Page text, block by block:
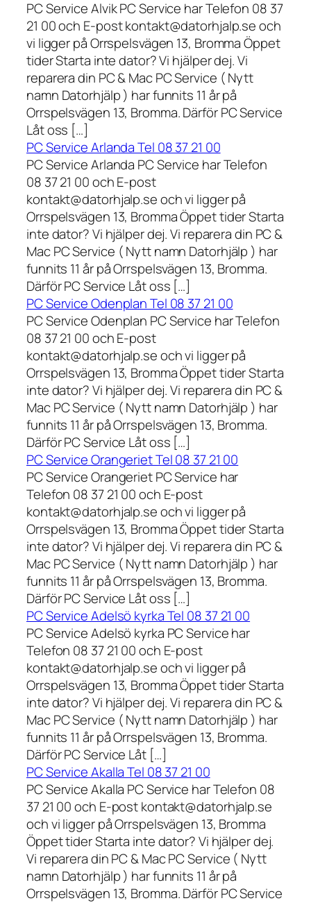
PC Service Alvik PC Service har Telefon 08 37
21 00 och E-post kontakt@datorhjalp.se och
vi ligger på Orrspelsvägen 13, Bromma Öppet
tider Starta inte dator? Vi hjälper dej. Vi
reparera din PC & Mac PC Service ( Nytt
namn Datorhjälp ) har funnits 11 år på
Orrspelsvägen 13, Bromma. Därför PC Service
Låt oss […]
PC Service Arlanda Tel 08 37 21 00
PC Service Arlanda PC Service har Telefon
08 37 21 00 och E-post
kontakt@datorhjalp.se och vi ligger på
Orrspelsvägen 13, Bromma Öppet tider Starta
inte dator? Vi hjälper dej. Vi reparera din PC &
Mac PC Service ( Nytt namn Datorhjälp ) har
funnits 11 år på Orrspelsvägen 13, Bromma.
Därför PC Service Låt oss […]
PC Service Odenplan Tel 08 37 21 00
PC Service Odenplan PC Service har Telefon
08 37 21 00 och E-post
kontakt@datorhjalp.se och vi ligger på
Orrspelsvägen 13, Bromma Öppet tider Starta
inte dator? Vi hjälper dej. Vi reparera din PC &
Mac PC Service ( Nytt namn Datorhjälp ) har
funnits 11 år på Orrspelsvägen 13, Bromma.
Därför PC Service Låt oss […]
PC Service Orangeriet Tel 08 37 21 00
PC Service Orangeriet PC Service har
Telefon 08 37 21 00 och E-post
kontakt@datorhjalp.se och vi ligger på
Orrspelsvägen 13, Bromma Öppet tider Starta
inte dator? Vi hjälper dej. Vi reparera din PC &
Mac PC Service ( Nytt namn Datorhjälp ) har
funnits 11 år på Orrspelsvägen 13, Bromma.
Därför PC Service Låt oss […]
PC Service Adelsö kyrka Tel 08 37 21 00
PC Service Adelsö kyrka PC Service har
Telefon 08 37 21 00 och E-post
kontakt@datorhjalp.se och vi ligger på
Orrspelsvägen 13, Bromma Öppet tider Starta
inte dator? Vi hjälper dej. Vi reparera din PC &
Mac PC Service ( Nytt namn Datorhjälp ) har
funnits 11 år på Orrspelsvägen 13, Bromma.
Därför PC Service Låt […]
PC Service Akalla Tel 08 37 21 00
PC Service Akalla PC Service har Telefon 08
37 21 00 och E-post kontakt@datorhjalp.se
och vi ligger på Orrspelsvägen 13, Bromma
Öppet tider Starta inte dator? Vi hjälper dej.
Vi reparera din PC & Mac PC Service ( Nytt
namn Datorhjälp ) har funnits 11 år på
Orrspelsvägen 13, Bromma. Därför PC Service